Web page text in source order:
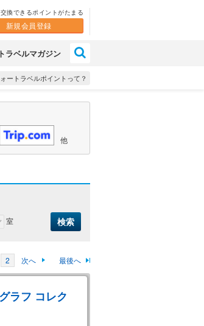
換できるポイントがたまる
新規会員登録
トラベルマガジン
ートラベルポイントって？
他
室
2 次へ 最後へ
ラフ コレク